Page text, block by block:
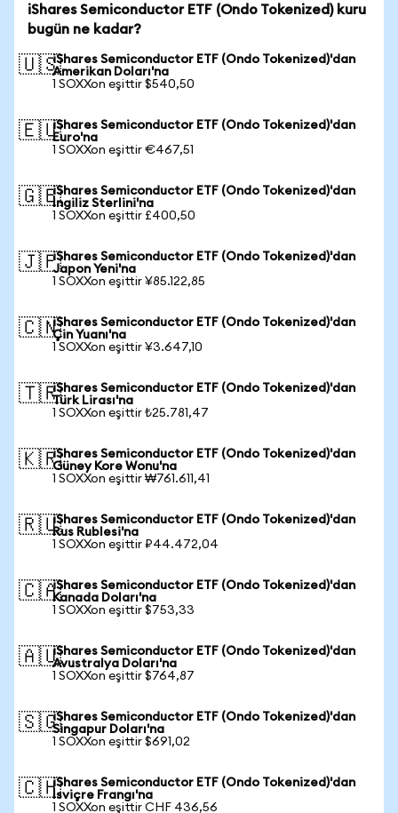
iShares Semiconductor ETF (Ondo Tokenized) kuru
bugün ne kadar?
🇺🇸iShares Semiconductor ETF (Ondo Tokenized)'dan
Amerikan Doları'na
1 SOXXon eşittir $540,50
🇪🇺iShares Semiconductor ETF (Ondo Tokenized)'dan
Euro'na
1 SOXXon eşittir €467,51
🇬🇧iShares Semiconductor ETF (Ondo Tokenized)'dan
İngiliz Sterlini'na
1 SOXXon eşittir £400,50
🇯🇵iShares Semiconductor ETF (Ondo Tokenized)'dan
Japon Yeni'na
1 SOXXon eşittir ¥85.122,85
🇨🇳iShares Semiconductor ETF (Ondo Tokenized)'dan
Çin Yuanı'na
1 SOXXon eşittir ¥3.647,10
🇹🇷iShares Semiconductor ETF (Ondo Tokenized)'dan
Türk Lirası'na
1 SOXXon eşittir ₺25.781,47
🇰🇷iShares Semiconductor ETF (Ondo Tokenized)'dan
Güney Kore Wonu'na
1 SOXXon eşittir ₩761.611,41
🇷🇺iShares Semiconductor ETF (Ondo Tokenized)'dan
Rus Rublesi'na
1 SOXXon eşittir ₽44.472,04
🇨🇦iShares Semiconductor ETF (Ondo Tokenized)'dan
Kanada Doları'na
1 SOXXon eşittir $753,33
🇦🇺iShares Semiconductor ETF (Ondo Tokenized)'dan
Avustralya Doları'na
1 SOXXon eşittir $764,87
🇸🇬iShares Semiconductor ETF (Ondo Tokenized)'dan
Singapur Doları'na
1 SOXXon eşittir $691,02
🇨🇭iShares Semiconductor ETF (Ondo Tokenized)'dan
İsviçre Frangı'na
1 SOXXon eşittir CHF 436,56